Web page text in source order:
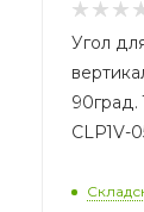
Угол
90град.
CLP1V-